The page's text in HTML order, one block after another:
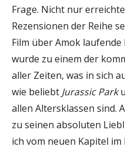
Frage. Nicht nur
Rezensionen der Reihe
Film über Amok
wurde zu einem der
aller Zeiten, was in sich
wie beliebt Jurassic Park
allen Altersklassen sind.
zu seinen absoluten
ich vom neuen Kapitel im